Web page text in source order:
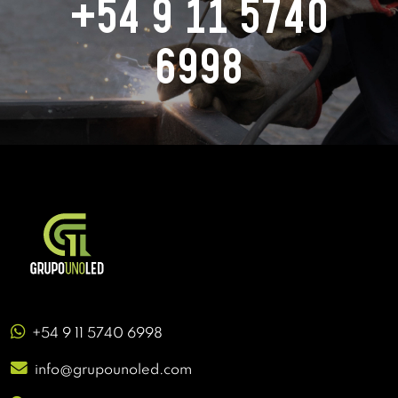
+54 9 11 5740
6998
+54 9 11 5740 6998
info@grupounoled.com